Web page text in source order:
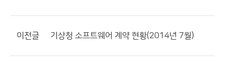
이전글 기상청 소프트웨어 계약 현황(2014년 7월)